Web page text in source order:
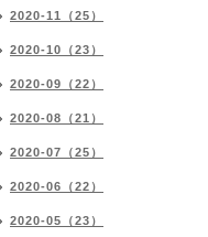
2020-11（25）
2020-10（23）
2020-09（22）
2020-08（21）
2020-07（25）
2020-06（22）
2020-05（23）